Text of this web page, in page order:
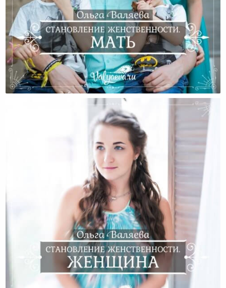
Становление Женственности. Мать.